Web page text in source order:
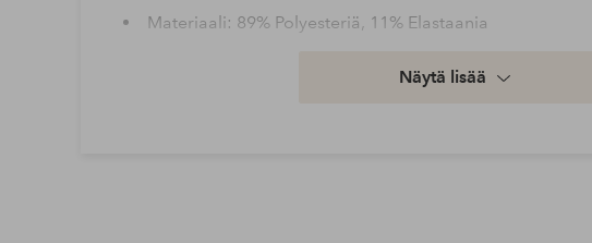
Materiaali: 89% Polyesteriä, 11% Elastaania
Näytä lisää